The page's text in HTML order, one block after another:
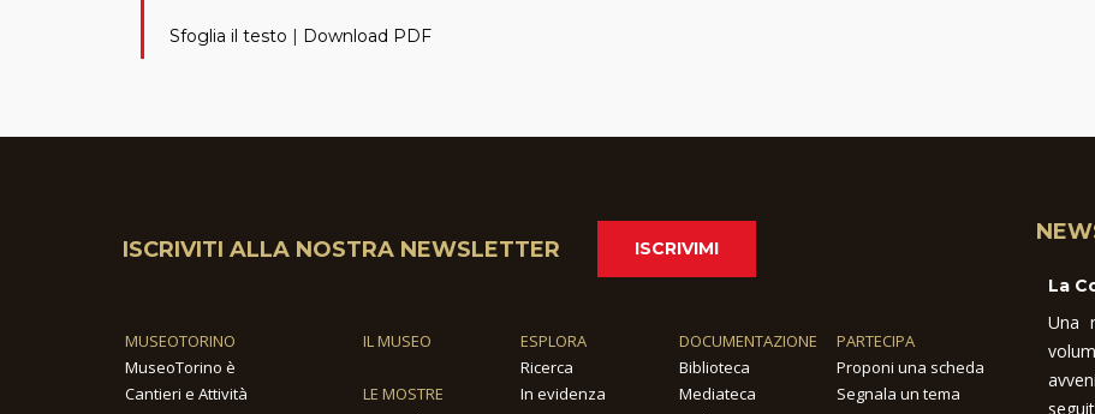
Sfoglia il testo Download PDF
ISCRIVITI ALLA NOSTRA NEWSLETTER ISCRIVIMI
MUSEOTORINO
MuseoTorino è
Cantieri e Attività
IL MUSEO
LE MOSTRE
ESPLORA
Ricerca
In evidenza
DOCUMENTAZIONE
Biblioteca
Mediateca
PARTECIPA
Proponi una scheda
Segnala un tema
La
Una